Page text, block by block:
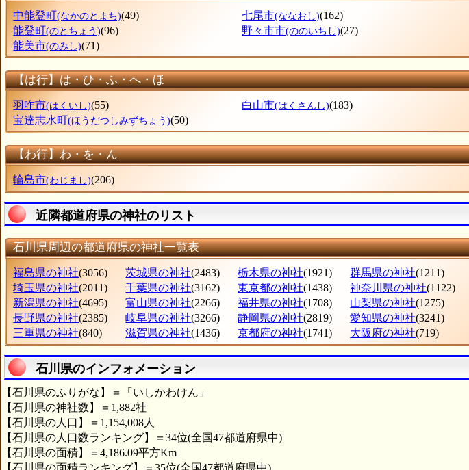
中能登町(なかのとまち)(49) 七尾市(ななおし)(162)
能登町(のとちょう)(96) 野々市市(ののいちし)(27)
能美市(のみし)(71)
【は行】は・ひ・ふ・へ・ほ
羽咋市(はくいし)(55) 白山市(はくさんし)(183)
宝達志水町(ほうだつしみずちょう)(50)
【わ行】わ・を・ん
輪島市(わじまし)(206)
近隣都道府県の神社のリスト
石川県周辺の都道府県の神社一覧表
福島県の神社(3056) 茨城県の神社(2483) 栃木県の神社(1921) 群馬県の神社(1211)
埼玉県の神社(2011) 千葉県の神社(3162) 東京都の神社(1438) 神奈川県の神社(1122)
新潟県の神社(4695) 富山県の神社(2266) 福井県の神社(1708) 山梨県の神社(1275)
長野県の神社(2385) 岐阜県の神社(3266) 静岡県の神社(2819) 愛知県の神社(3241)
三重県の神社(840) 滋賀県の神社(1436) 京都府の神社(1741) 大阪府の神社(719)
石川県のインフォメーション
【石川県のふりがな】＝「いしかわけん」
【石川県の神社数】＝1,882社
【石川県の人口】＝1,154,008人
【石川県の人口数ランキング】＝34位(全国47都道府県中)
【石川県の面積】＝4,186.09平方Km
【石川県の面積ランキング】＝35位(全国47都道府県中)